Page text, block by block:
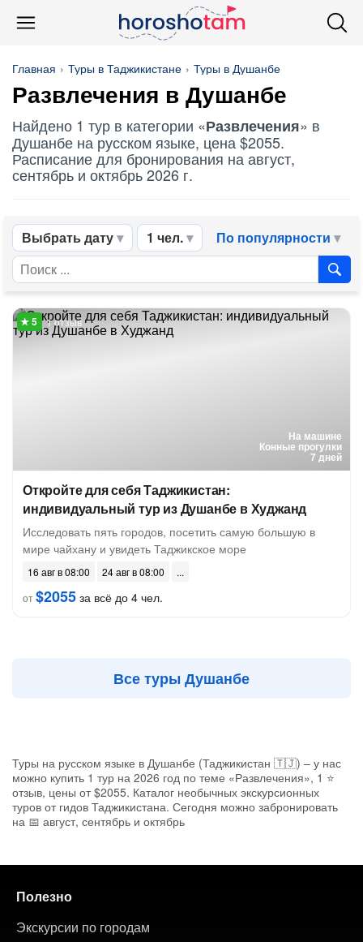
Главная Туры в Таджикистане Туры в Душанбе
Развлечения в Душанбе
Найдено 1 тур в категории «Развлечения» в
Душанбе на русском языке, цена $2055.
Расписание для бронирования на август,
сентябрь и октябрь 2026 г.
Выбрать дату 1 чел. По популярности
На машине
Конные прогулки
7 дней
1 отзыв
Откройте для себя Таджикистан:
индивидуальный тур из Душанбе в Худжанд
Исследовать пять городов, посетить самую большую в
мире чайхану и увидеть Таджикское море
16 авг в 08:00
24 авг в 08:00
от$2055 за всё до 4 чел.
Все туры Душанбе
Туры на русском языке в Душанбе (Таджикистан 🇹🇯) – у нас
можно купить 1 тур на 2026 год по теме «Развлечения», 1 ⭐
отзыв, цены от $2055. Каталог необычных экскурсионных
туров от гидов Таджикистана. Сегодня можно забронировать
на 📅 август, сентябрь и октябрь
Полезно
Экскурсии по городам